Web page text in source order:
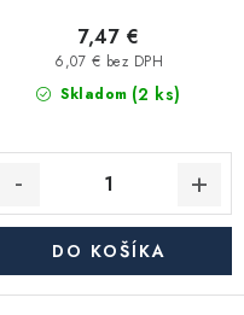
Skladom (2 ks)
6,07 € bez DPH
7,47 €
DO KOŠÍKA